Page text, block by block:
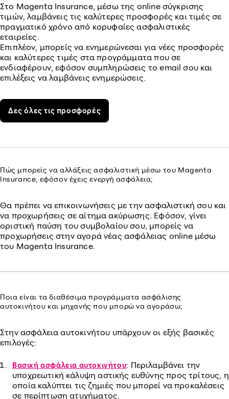
Στο Magenta Insurance, μέσω της online σύγκρισης
τιμών, λαμβάνεις τις καλύτερες προσφορές και τιμές σε
πραγματικό χρόνο από κορυφαίες ασφαλιστικές
εταιρείες.
Επιπλέον, μπορείς να ενημερώνεσαι για νέες προσφορές
και καλύτερες τιμές στα προγράμματα που σε
ενδιαφέρουν, εφόσον συμπληρώσεις το email σου και
επιλέξεις να λαμβάνεις ενημερώσεις.
Δες όλες τις προσφορές
Πώς μπορείς να αλλάξεις ασφαλιστική μέσω του Magenta
Insurance, εφόσον έχεις ενεργή ασφάλεια;
Θα πρέπει να επικοινωνήσεις με την ασφαλιστική σου και
να προχωρήσεις σε αίτημα ακύρωσης. Εφόσον, γίνει
οριστική παύση του συμβολαίου σου, μπορείς να
προχωρήσεις στην αγορά νέας ασφάλειας online μέσω
του Magenta Insurance.
Ποια είναι τα διαθέσιμα προγράμματα ασφάλισης
αυτοκινήτου και μηχανής που μπορώ να αγοράσω;
Στην ασφάλεια αυτοκινήτου υπάρχουν οι εξής βασικές
επιλογές:
Βασική ασφάλεια αυτοκινήτου: Περιλαμβάνει την
υποχρεωτική κάλυψη αστικής ευθύνης προς τρίτους, η
οποία καλύπτει τις ζημιές που μπορεί να προκαλέσεις
σε περίπτωση ατυχήματος.